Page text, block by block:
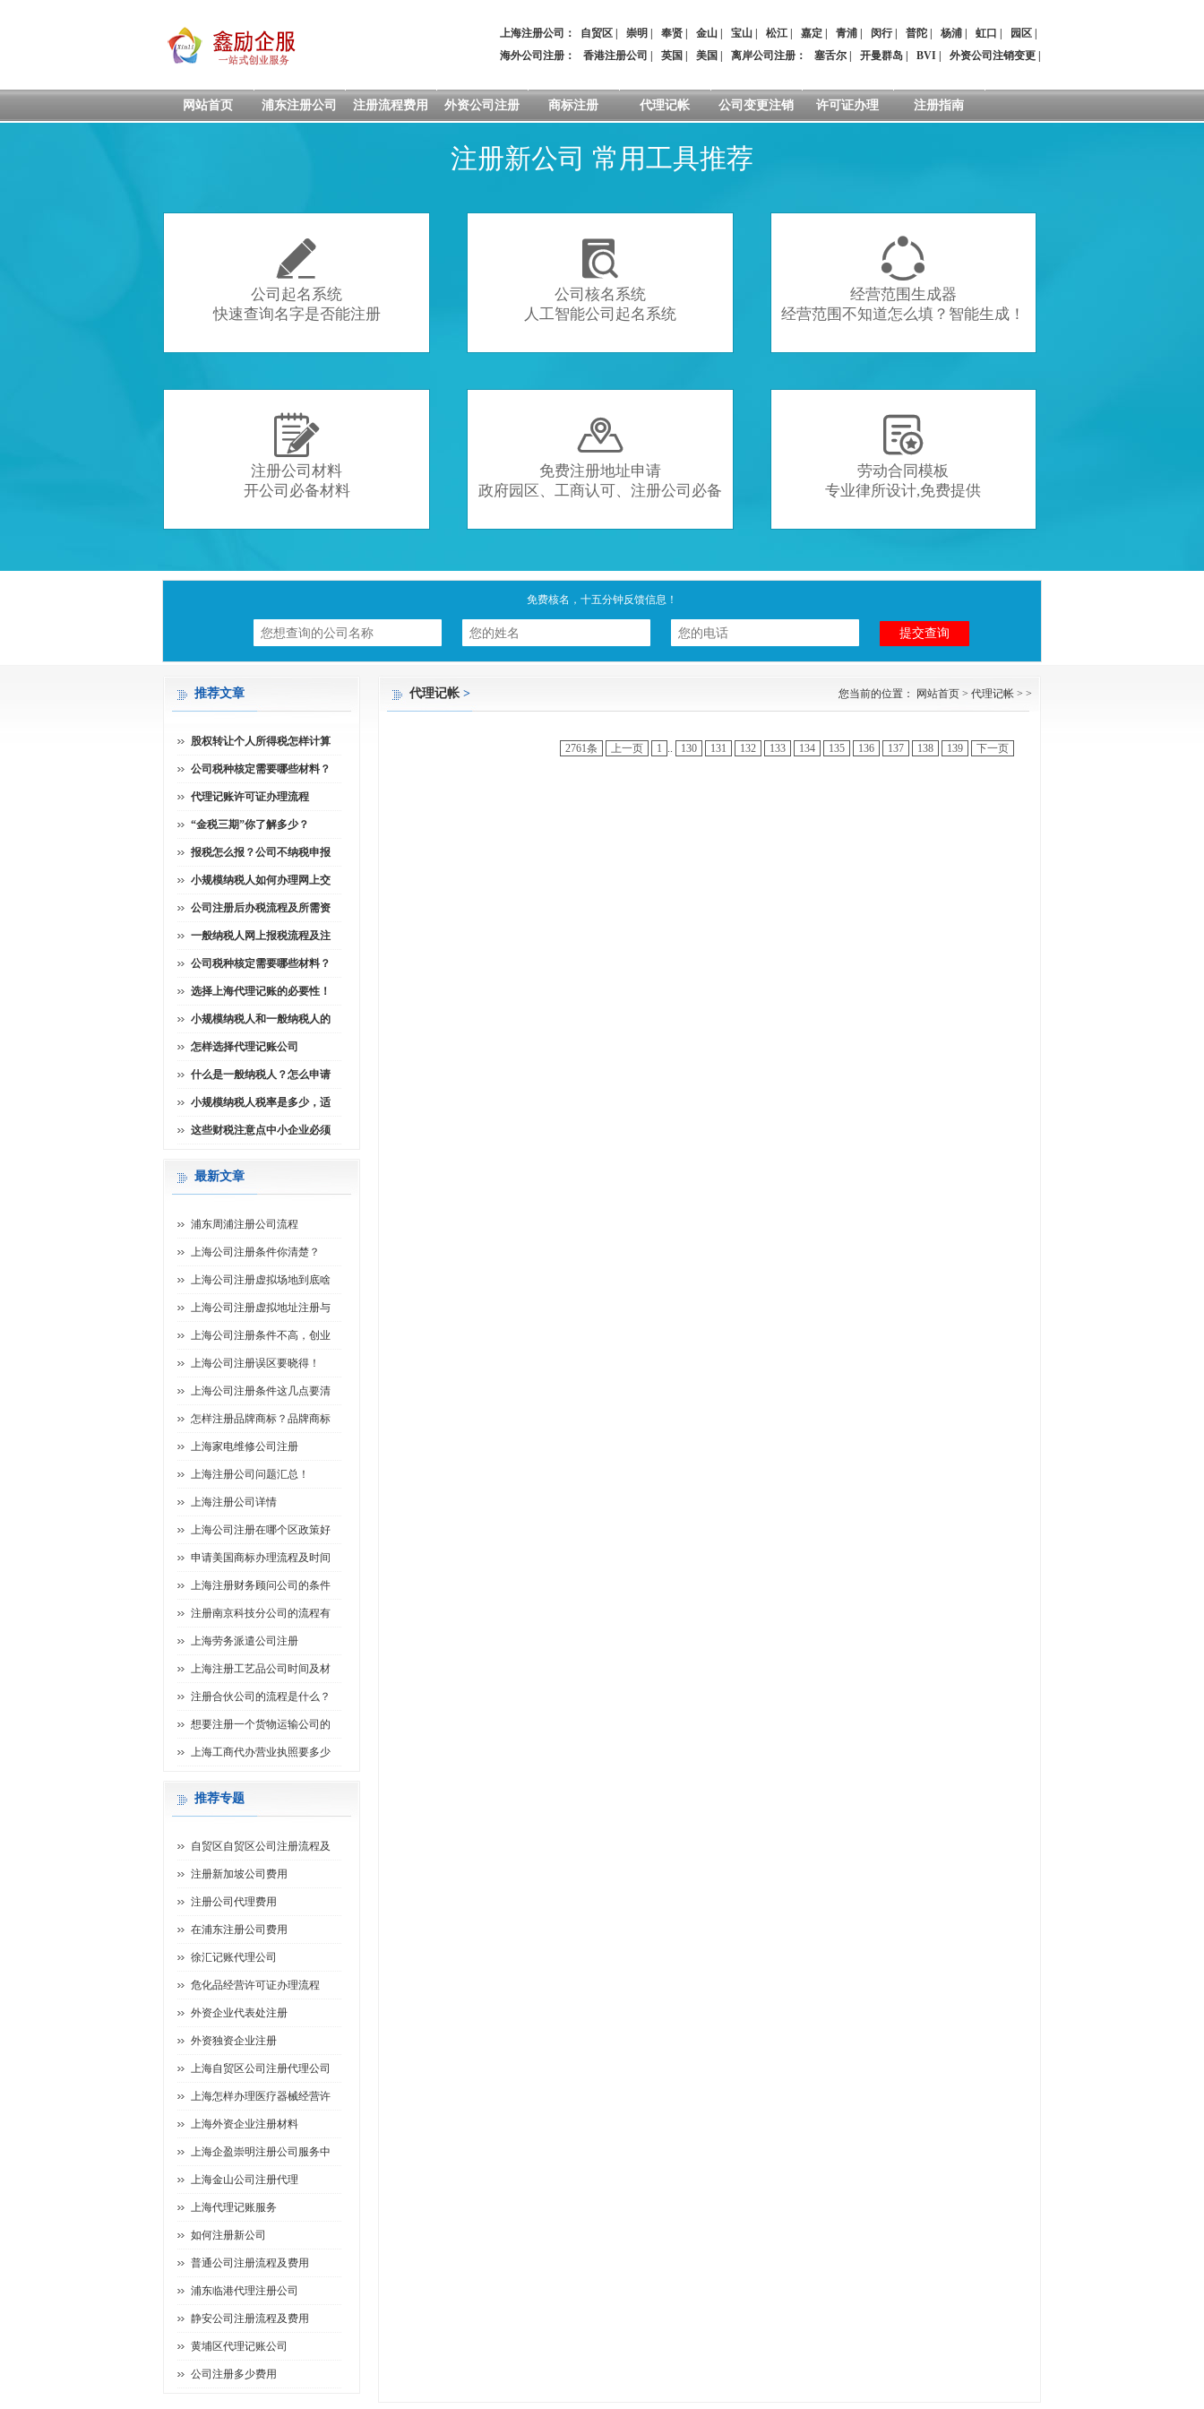
上海注册公司： 自贸区 崇明 奉贤 金山 宝山 松江 嘉定 青浦 闵行| 普陀 杨浦 虹口 园区
海外公司注册：
香港注册公司 英国 美国 离岸公司注册 ： 塞舌尔 开曼群岛 BVI 外资公司注销变更
网站首页 浦东注册公司 注册流程费用 外资公司注册 商标注册 代理记帐 公司变更注销 许可证办理 注册指南
注册新公司 常用工具推荐

公司起名系统
快速查询名字是否能注册

公司核名系统
人工智能公司起名系统

经营范围生成器
经营范围不知道怎么填？智能生成！

注册公司材料
开公司必备材料

免费注册地址申请
政府园区、工商认可、注册公司必备

劳动合同模板
专业律所设计,免费提供
免费核名，十五分钟反馈信息！
代理记帐> 您当前的位置： 网站首页 > 代理记帐 > >
2761条 上一页 1 .. 130 131 132 133 134 135 136 137 138 139 下一页
推荐文章
股权转让个人所得税怎样计算
公司税种核定需要哪些材料？
代理记账许可证办理流程
“金税三期”你了解多少？
报税怎么报？公司不纳税申报
小规模纳税人如何办理网上交
公司注册后办税流程及所需资
一般纳税人网上报税流程及注
公司税种核定需要哪些材料？
选择上海代理记账的必要性！
小规模纳税人和一般纳税人的
怎样选择代理记账公司
什么是一般纳税人？怎么申请
小规模纳税人税率是多少，适
这些财税注意点中小企业必须
最新文章
浦东周浦注册公司流程
上海公司注册条件你清楚？
上海公司注册虚拟场地到底啥
上海公司注册虚拟地址注册与
上海公司注册条件不高，创业
上海公司注册误区要晓得！
上海公司注册条件这几点要清
怎样注册品牌商标？品牌商标
上海家电维修公司注册
上海注册公司问题汇总！
上海注册公司详情
上海公司注册在哪个区政策好
申请美国商标办理流程及时间
上海注册财务顾问公司的条件
注册南京科技分公司的流程有
上海劳务派遣公司注册
上海注册工艺品公司时间及材
注册合伙公司的流程是什么？
想要注册一个货物运输公司的
上海工商代办营业执照要多少
推荐专题
自贸区自贸区公司注册流程及
注册新加坡公司费用
注册公司代理费用
在浦东注册公司费用
徐汇记账代理公司
危化品经营许可证办理流程
外资企业代表处注册
外资独资企业注册
上海自贸区公司注册代理公司
上海怎样办理医疗器械经营许
上海外资企业注册材料
上海企盈崇明注册公司服务中
上海金山公司注册代理
上海代理记账服务
如何注册新公司
普通公司注册流程及费用
浦东临港代理注册公司
静安公司注册流程及费用
黄埔区代理记账公司
公司注册多少费用